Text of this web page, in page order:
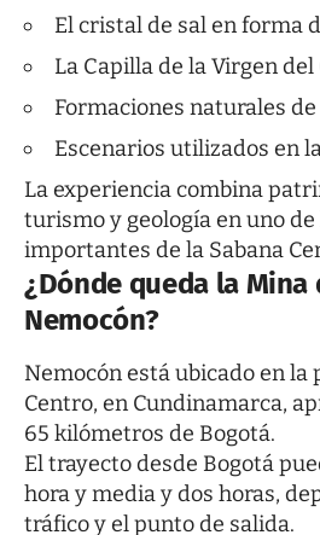
El cristal de sal en forma
La Capilla de la Virgen
Formaciones naturales
Escenarios utilizados en
La experiencia combina
turismo y geología en uno
importantes de la Sabana
¿Dónde queda la Mina
Nemocón?
Nemocón está ubicado en la
Centro, en Cundinamarca,
65 kilómetros de Bogotá.
El trayecto desde Bogotá
hora y media y dos horas,
tráfico y el punto de salida.